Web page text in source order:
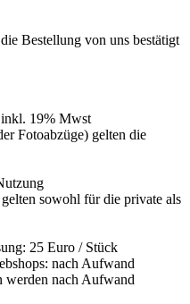
Bestellung von uns bestätigt
inkl. 19% Mwst
Fotoabzüge) gelten die
sowohl für die private als
25 Euro / Stück
nach Aufwand
werden nach Aufwand